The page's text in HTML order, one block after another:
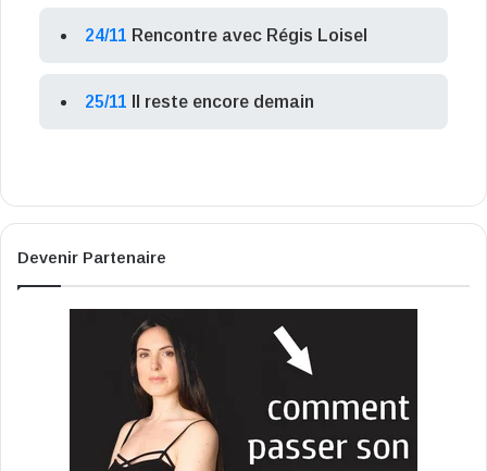
24/11 Rencontre avec Régis Loisel
25/11 Il reste encore demain
Devenir Partenaire